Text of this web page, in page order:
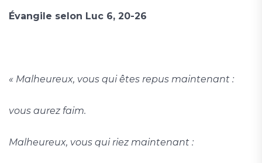
Évangile selon Luc 6, 20-26
« Malheureux, vous qui êtes repus maintenant :
vous aurez faim.
Malheureux, vous qui riez maintenant :